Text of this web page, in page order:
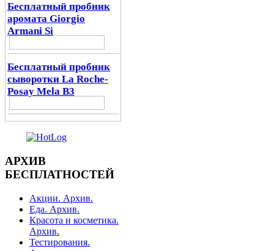
Бесплатный пробник
аромата Giorgio
Armani Si
Бесплатный пробник
сыворотки La Roche-
Posay Mela B3
АРХИВ
БЕСПЛАТНОСТЕЙ
Акции. Архив.
Еда. Архив.
Красота и косметика.
Архив.
Тестирования.